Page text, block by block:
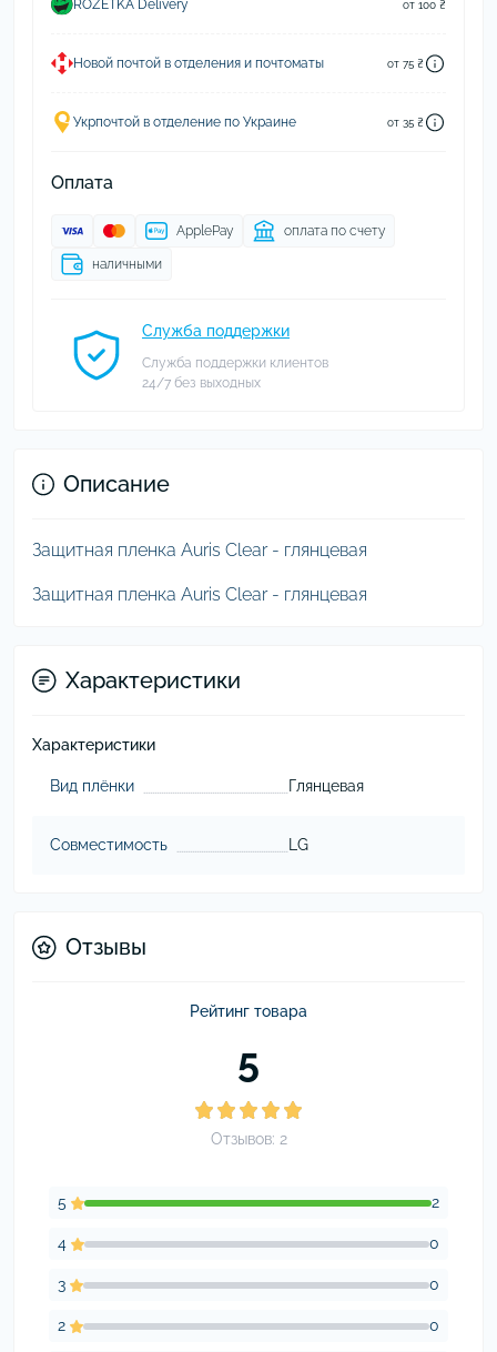
ROZETKA Delivery от 100 ₴
Новой почтой в отделения и почтоматы от 75 ₴
Укрпочтой в отделение по Украине от 35 ₴
Оплата
ApplePay оплата по счету
наличными
Служба поддержки
Служба поддержки клиентов
24/7 без выходных
Описание
Защитная пленка Auris Clear - глянцевая
Защитная пленка Auris Clear - глянцевая
Характеристики
Характеристики
Вид плёнки Глянцевая
Совместимость LG
Отзывы
Рейтинг товара
5
Отзывов: 2
5 2
4 0
3 0
2 0